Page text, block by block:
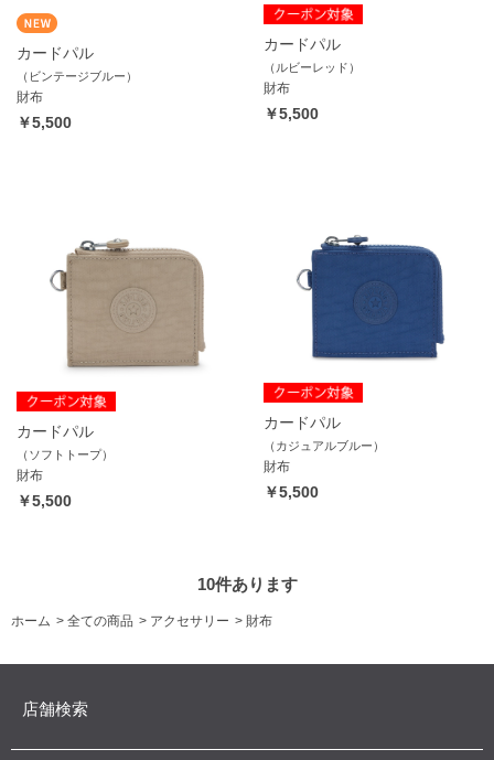
カードパル
（ビンテージブルー）
財布
￥5,500
カードパル
（ルビーレッド）
財布
￥5,500
カードパル
（ソフトトープ）
財布
￥5,500
カードパル
（カジュアルブルー）
財布
￥5,500
10件あります
ホーム > 全ての商品 > アクセサリー > 財布
店舗検索